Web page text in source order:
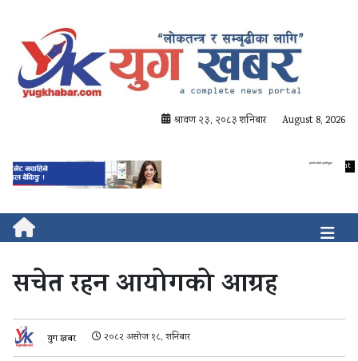
श्रावण २३, २०८३ शनिबार August 8, 2026
सचेत रहन आयोगको आग्रह
युग खबर २०८२ असोज १८, शनिबार